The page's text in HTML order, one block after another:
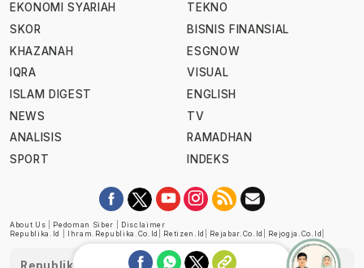
EKONOMI SYARIAH
SKOR
KHAZANAH
IQRA
ISLAM DIGEST
NEWS
ANALISIS
SPORT
TEKNO
BISNIS FINANSIAL
ESGNOW
VISUAL
ENGLISH
TV
RAMADHAN
INDEKS
About Us Pedoman Siber
Disclaimer
Republika.id
Ihram.republika.co.id Retizen.id Rejabar.co.id Rejogja.co.id